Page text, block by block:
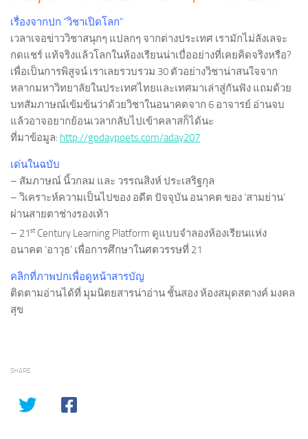
เรื่องจากปก “วิชาเปิดโลก”
เวลาเจอข่าววิชาสนุกๆ แปลกๆ จากต่างประเทศ เรามักไม่ลังเลจะ
กดแชร์ แท้จริงแล้วโลกในห้องเรียนน่าเบื่ออย่างที่เคยคิดจริงหรือ?
เพื่อเป็นการพิสูจน์ เราเลยรวบรวม 30 ตัวอย่างวิชาน่าสนใจจาก
หลากมหาวิทยาลัยในประเทศไทยและเทศมาเล่าสู่กันฟัง แถมด้วย
บทสัมภาษณ์เข้มข้นว่าด้วยวิชาในอนาคตจาก 6 อาจารย์ อ่านจบ
แล้วอาจอยากย้อนเวลากลับไปเข้าคลาสก็ได้นะ
ที่มาข้อมูล: http://godaypoets.com/aday207
เด่นในฉบับ
– สัมภาษณ์ นิ้วกลม และ วรรณสิงห์ ประเสริฐกุล
– วิเคราะห์ความเป็นไปของ อดีต ปัจจุบัน อนาคต ของ ‘สามย่าน’
ผ่านสายตาช่างรองเท้า
– 21st Century Learning Platform ดูแบบจำลองห้องเรียนแห่ง
อนาคต ‘อาวุธ’ เพื่อการศึกษาในศตวรรษที่ 21
คลิกที่ภาพปกเพื่อดูหน้าสารบัญ
ติดตามอ่านได้ที่ มุมนิตยสารน่าอ่าน ชั้นสอง ห้องสมุดสตางค์ มงคล
สุข
SHARE